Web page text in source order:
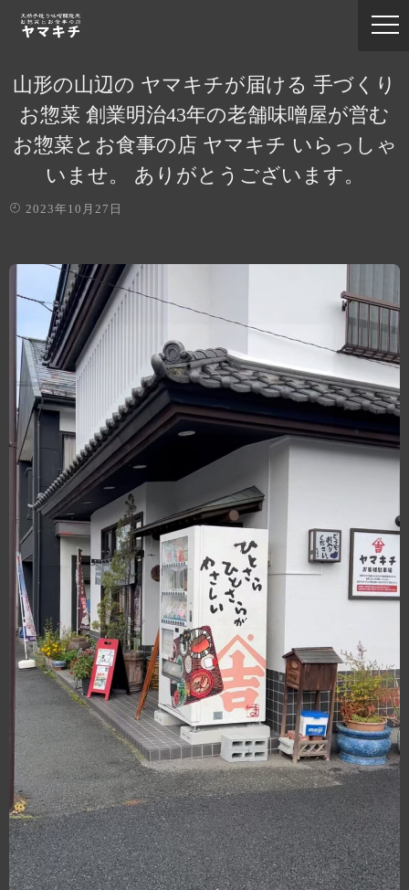
山形の山辺の ヤマキチが届ける 手づくり
お惣菜 創業明治43年の老舗味噌屋が営む
お惣菜とお食事の店 ヤマキチ いらっしゃ
いませ。 ありがとうございます。
2023年10月27日